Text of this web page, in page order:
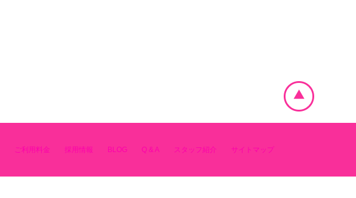
ご利用料金 採用情報 BLOG Q & A スタッフ紹介 サイトマップ